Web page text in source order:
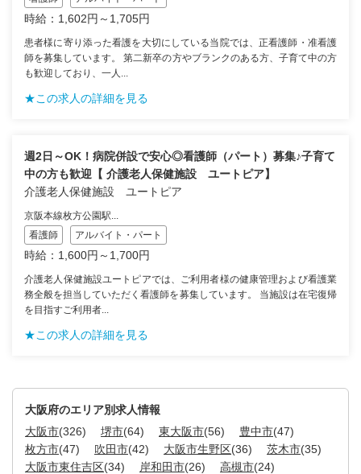
時給：1,602円～1,705円
患者様に寄り添った看護を大切にしている当院では、正看護師・准看護
師を募集しています。 第二新卒の方やブランクのある方、子育て中の方
も歓迎しており、一人...
★この求人の詳細を見る
週2日～OK！病院併設で安心◎看護師（パート）募集♪子育て
中の方も歓迎【 介護老人保健施設 ユートピア】
介護老人保健施設 ユートピア
京阪本線枚方公園駅...
看護師
アルバイト・パート
時給：1,600円～1,700円
介護老人保健施設ユートピアでは、ご利用者様の健康管理および看護業
務全般を担当していただく看護師を募集しています。 当施設は在宅復帰
を目指すご利用者...
★この求人の詳細を見る
大阪府のエリア別求人情報
大阪市(326) 堺市(64) 東大阪市(56) 豊中市(47)
枚方市(47) 吹田市(42) 大阪市生野区(36) 茨木市(35)
大阪市東住吉区(34) 岸和田市(26) 高槻市(24)